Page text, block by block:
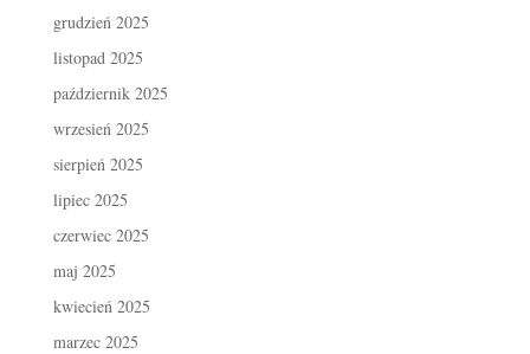
grudzień 2025
listopad 2025
październik 2025
wrzesień 2025
sierpień 2025
lipiec 2025
czerwiec 2025
maj 2025
kwiecień 2025
marzec 2025